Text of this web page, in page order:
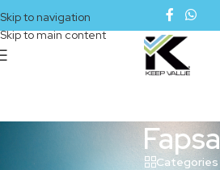
Skip to navigation
Skip to main content
Fapsa
Categories